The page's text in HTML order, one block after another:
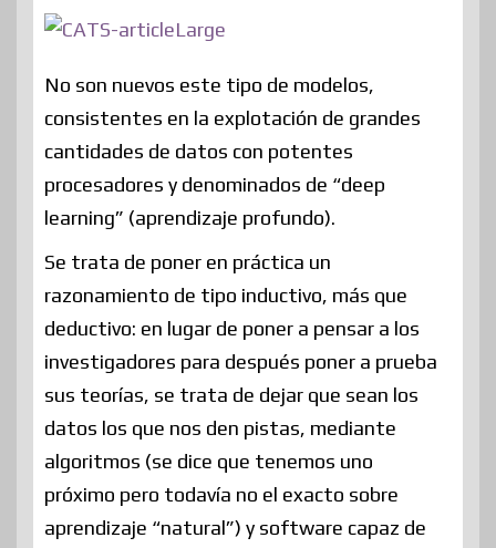
No son nuevos este tipo de modelos,
consistentes en la explotación de grandes
cantidades de datos con potentes
procesadores y denominados de “deep
learning” (aprendizaje profundo).
Se trata de poner en práctica un
razonamiento de tipo inductivo, más que
deductivo: en lugar de poner a pensar a los
investigadores para después poner a prueba
sus teorías, se trata de dejar que sean los
datos los que nos den pistas, mediante
algoritmos (se dice que tenemos uno
próximo pero todavía no el exacto sobre
aprendizaje “natural”) y software capaz de